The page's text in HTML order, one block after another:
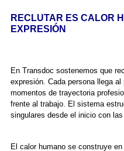
RECLUTAR ES CALOR
EXPRESIÓN
En Transdoc sostenemos que
expresión. Cada persona llega
momentos de trayectoria
frente al trabajo. El sistema
singulares desde el inicio con
El calor humano se construye